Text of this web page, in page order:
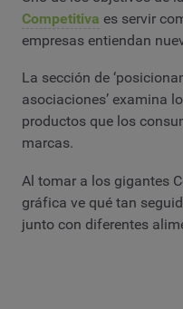
Competitiva es servir
empresas entiendan
La sección de
asociaciones’ examina
productos que los
marcas.
Al tomar a los gigantes
gráfica ve qué tan
junto con diferentes